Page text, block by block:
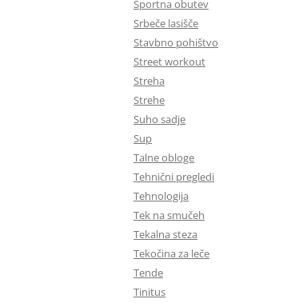
Športna obutev
Srbeče lasišče
Stavbno pohištvo
Street workout
Streha
Strehe
Suho sadje
Sup
Talne obloge
Tehnični pregledi
Tehnologija
Tek na smučeh
Tekalna steza
Tekočina za leče
Tende
Tinitus